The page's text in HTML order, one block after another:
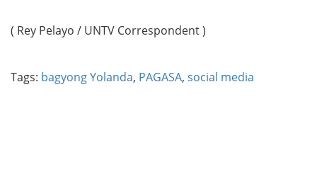
( Rey Pelayo / UNTV Correspondent )
Tags: bagyong Yolanda, PAGASA, social media